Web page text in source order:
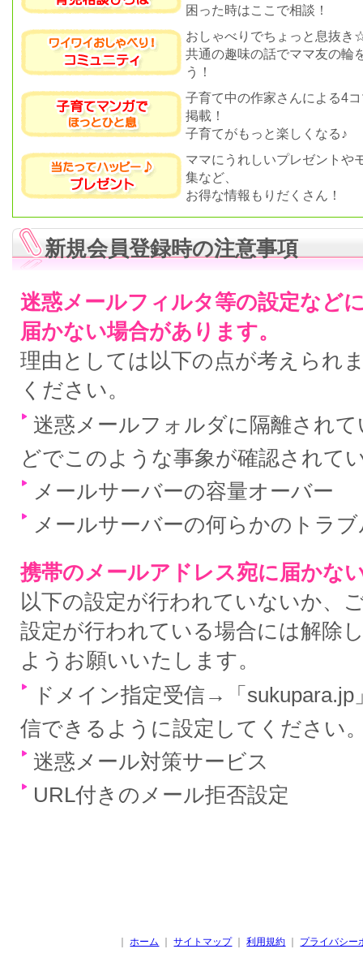
困った時はここで相談！
おしゃべりでちょっと息抜き
共通の趣味の話でママ友の輪
う！
子育て中の作家さんによる4
掲載！
子育てがもっと楽しくなる♪
ママにうれしいプレゼントや
集など、
お得な情報もりだくさん！
新規会員登録時の注意事項
迷惑メールフィルタ等の設定など
届かない場合があります。
理由としては以下の点が考えられ
ください。
迷惑メールフォルダに隔離され
どでこのような事象が確認されて
メールサーバーの容量オーバー
メールサーバーの何らかのトラブ
携帯のメールアドレス宛に届かな
以下の設定が行われていないか、
設定が行われている場合には解除
ようお願いいたします。
ドメイン指定受信→「
信できるように設定してください
迷惑メール対策サービス
URL付きのメール拒否設定
｜ホーム ｜サイトマップ ｜利用規約 プライバシー